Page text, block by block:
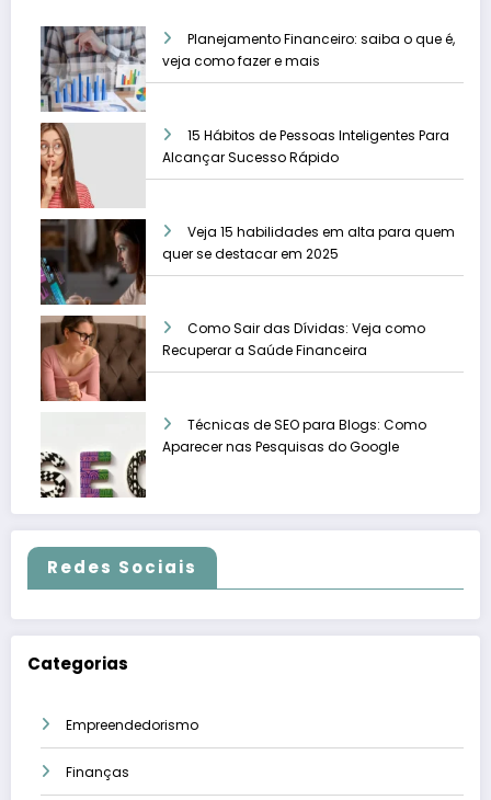
Planejamento Financeiro: saiba o que é,
veja como fazer e mais
15 Hábitos de Pessoas Inteligentes Para
Alcançar Sucesso Rápido
Veja 15 habilidades em alta para quem
quer se destacar em 2025
Como Sair das Dívidas: Veja como
Recuperar a Saúde Financeira
Técnicas de SEO para Blogs: Como
Aparecer nas Pesquisas do Google
Redes Sociais
Categorias
Empreendedorismo
Finanças